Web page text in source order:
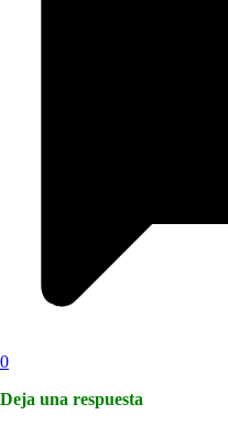
0
Deja una respuesta